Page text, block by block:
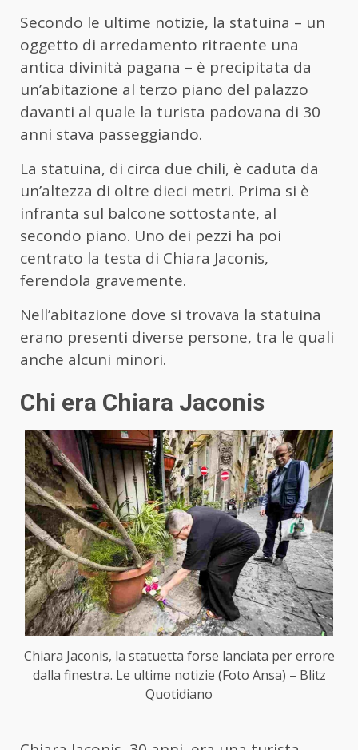
Secondo le ultime notizie, la statuina – un
oggetto di arredamento ritraente una
antica divinità pagana – è precipitata da
un’abitazione al terzo piano del palazzo
davanti al quale la turista padovana di 30
anni stava passeggiando.
La statuina, di circa due chili, è caduta da
un’altezza di oltre dieci metri. Prima si è
infranta sul balcone sottostante, al
secondo piano. Uno dei pezzi ha poi
centrato la testa di Chiara Jaconis,
ferendola gravemente.
Nell’abitazione dove si trovava la statuina
erano presenti diverse persone, tra le quali
anche alcuni minori.
Chi era Chiara Jaconis
Chiara Jaconis, la statuetta forse lanciata per errore
dalla finestra. Le ultime notizie (Foto Ansa) – Blitz
Quotidiano